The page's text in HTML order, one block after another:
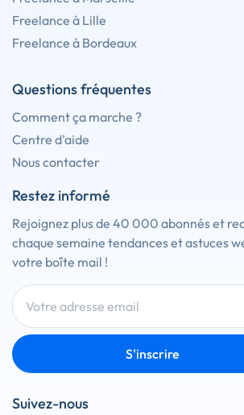
Freelance à Lille
Freelance à Bordeaux
Questions fréquentes
Comment ça marche ?
Centre d'aide
Nous contacter
Restez informé
Rejoignez plus de 40 000 abonnés et
chaque semaine tendances et astuces
votre boîte mail !
S'inscrire
Suivez-nous